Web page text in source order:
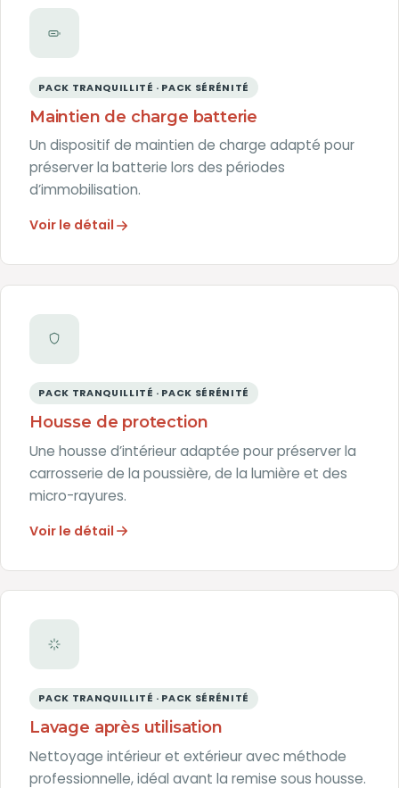
PACK TRANQUILLITÉ · PACK SÉRÉNITÉ
Maintien de charge batterie
Un dispositif de maintien de charge adapté pour
préserver la batterie lors des périodes
d’immobilisation.
Voir le détail
PACK TRANQUILLITÉ · PACK SÉRÉNITÉ
Housse de protection
Une housse d’intérieur adaptée pour préserver la
carrosserie de la poussière, de la lumière et des
micro-rayures.
Voir le détail
PACK TRANQUILLITÉ · PACK SÉRÉNITÉ
Lavage après utilisation
Nettoyage intérieur et extérieur avec méthode
professionnelle, idéal avant la remise sous housse.